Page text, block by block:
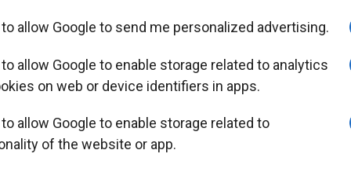
allow Google to send me personalized advertising.
allow Google to enable storage related to analytics
on web or device identifiers in apps.
allow Google to enable storage related to
of the website or app.